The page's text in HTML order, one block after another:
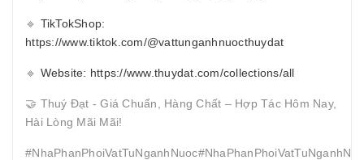
🔹 TikTokShop:
https://www.tiktok.com/@vattunganhnuocthuydat
🔹 Website: https://www.thuydat.com/collections/all
🤝 Thuý Đạt - Giá Chuẩn, Hàng Chất – Hợp Tác Hôm Nay,
Hài Lòng Mãi Mãi!